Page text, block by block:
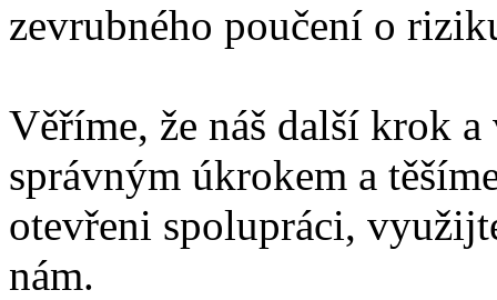
zevrubného poučení o
Věříme, že náš další krok
správným úkrokem a
otevřeni spolupráci,
nám.